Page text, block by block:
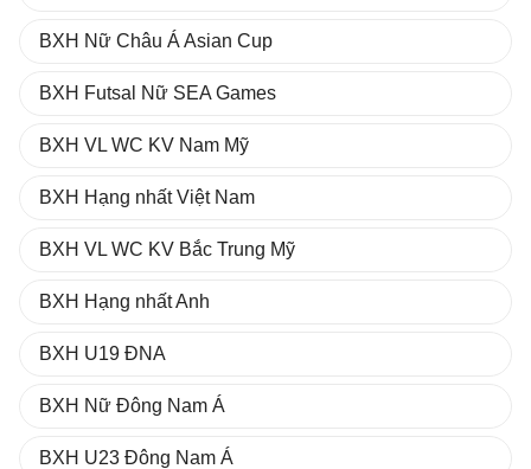
BXH Nữ Châu Á Asian Cup
BXH Futsal Nữ SEA Games
BXH VL WC KV Nam Mỹ
BXH Hạng nhất Việt Nam
BXH VL WC KV Bắc Trung Mỹ
BXH Hạng nhất Anh
BXH U19 ĐNA
BXH Nữ Đông Nam Á
BXH U23 Đông Nam Á